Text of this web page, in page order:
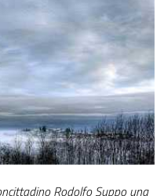
Rodolfo Suppo una